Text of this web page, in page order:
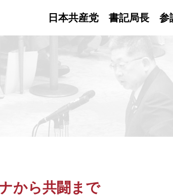
日本共産党 書記局長 参
から共闘まで